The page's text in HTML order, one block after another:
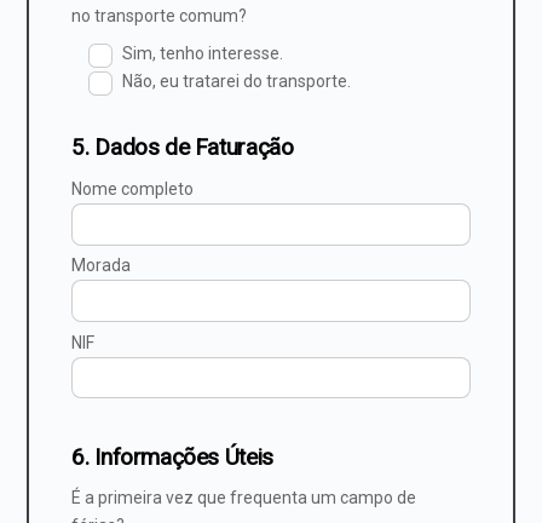
no transporte comum?
Sim, tenho interesse.
Não, eu tratarei do transporte.
5. Dados de Faturação
Nome completo
Morada
NIF
6. Informações Úteis
É a primeira vez que frequenta um campo de